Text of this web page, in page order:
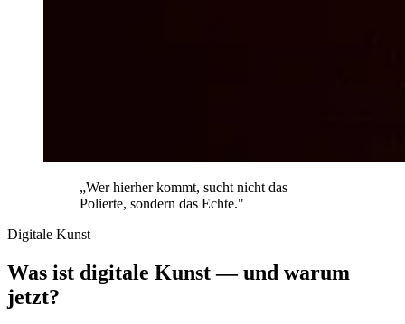
„Wer hierher kommt, sucht nicht das
Polierte, sondern das Echte."
Digitale Kunst
Was ist digitale Kunst — und warum
jetzt?